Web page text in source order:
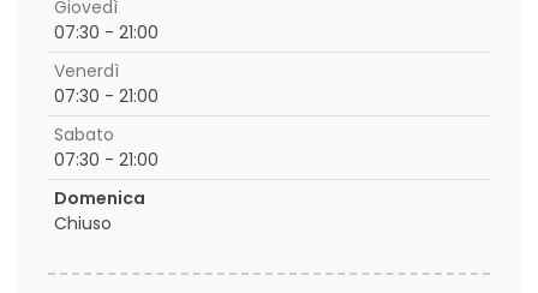
Giovedì
07:30 - 21:00
Venerdì
07:30 - 21:00
Sabato
07:30 - 21:00
Domenica
Chiuso